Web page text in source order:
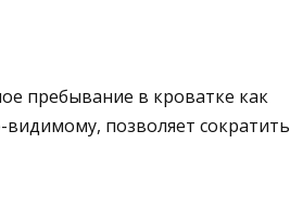
пребывание в кроватке как
позволяет сократить